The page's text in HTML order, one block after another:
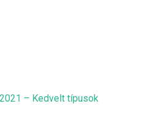
– Kedvelt típusok